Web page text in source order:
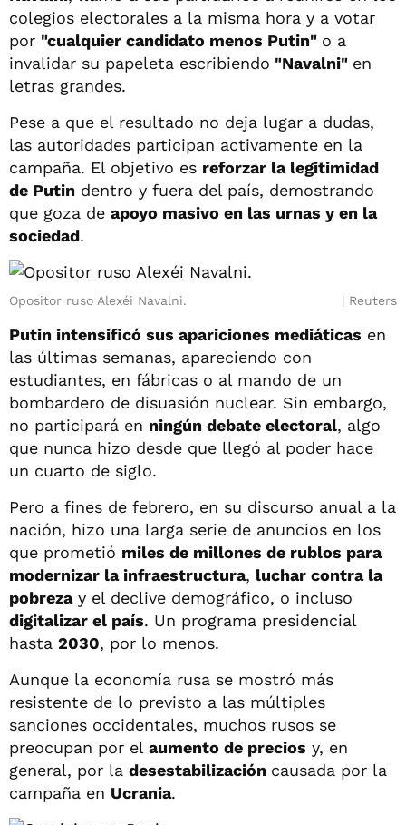
colegios electorales a la misma hora y a votar
por "cualquier candidato menos Putin" o a
invalidar su papeleta escribiendo "Navalni" en
letras grandes.
Pese a que el resultado no deja lugar a dudas,
las autoridades participan activamente en la
campaña. El objetivo es reforzar la legitimidad
de Putin dentro y fuera del país, demostrando
que goza de apoyo masivo en las urnas y en la
sociedad.
Opositor ruso Alexéi Navalni. Reuters
Putin intensificó sus apariciones mediáticas en
las últimas semanas, apareciendo con
estudiantes, en fábricas o al mando de un
bombardero de disuasión nuclear. Sin embargo,
no participará en ningún debate electoral, algo
que nunca hizo desde que llegó al poder hace
un cuarto de siglo.
Pero a fines de febrero, en su discurso anual a la
nación, hizo una larga serie de anuncios en los
que prometió miles de millones de rublos para
modernizar la infraestructura, luchar contra la
pobrezay el declive demográfico, o incluso
digitalizar el país. Un programa presidencial
hasta 2030, por lo menos.
Aunque la economía rusa se mostró más
resistente de lo previsto a las múltiples
sanciones occidentales, muchos rusos se
preocupan por el aumento de precios y, en
general, por la desestabilización causada por la
campaña en Ucrania.